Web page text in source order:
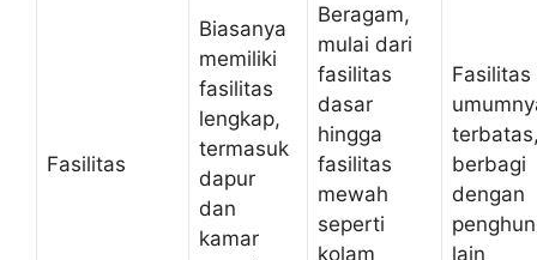
Fasilitas
Biasanya
memiliki
fasilitas
lengkap,
termasuk
dapur
dan
kamar
Beragam,
mulai dari
fasilitas
dasar
hingga
fasilitas
mewah
seperti
kolam
Fasilitas
berbagi
dengan
lain